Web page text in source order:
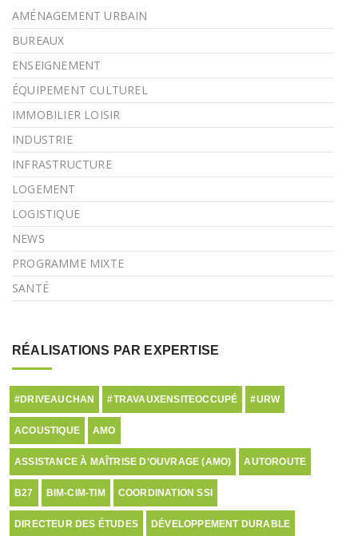
AMÉNAGEMENT URBAIN
BUREAUX
ENSEIGNEMENT
ÉQUIPEMENT CULTUREL
IMMOBILIER LOISIR
INDUSTRIE
INFRASTRUCTURE
LOGEMENT
LOGISTIQUE
NEWS
PROGRAMME MIXTE
SANTÉ
RÉALISATIONS PAR EXPERTISE
#DRIVEAUCHAN #TRAVAUXENSITEOCCUPÉ #URW
ACOUSTIQUE AMO
ASSISTANCE À MAÎTRISE D’OUVRAGE (AMO) AUTOROUTE
B27 BIM-CIM-TIM COORDINATION SSI
DIRECTEUR DES ÉTUDES DÉVELOPPEMENT DURABLE